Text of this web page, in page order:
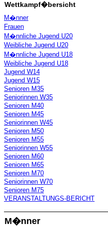
Wettkampf�bersicht
M�nner
Frauen
M�nnliche Jugend U20
Weibliche Jugend U20
M�nnliche Jugend U18
Weibliche Jugend U18
Jugend W14
Jugend W15
Senioren M35
Seniorinnen W35
Senioren M40
Senioren M45
Seniorinnen W45
Senioren M50
Senioren M55
Seniorinnen W55
Senioren M60
Senioren M65
Senioren M70
Seniorinnen W70
Senioren M75
VERANSTALTUNGS-BERICHT
M�nner